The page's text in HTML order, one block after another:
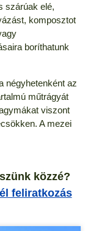
szárúak elé,
komposztot
boríthatunk
négyhetenként az
műtrágyát
viszont
A mezei
közzé?
feliratkozás